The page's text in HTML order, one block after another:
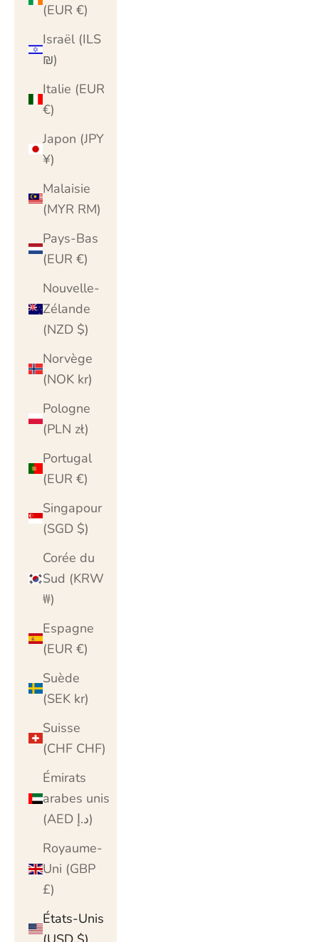
(EUR €)
Israël (ILS
₪)
Italie (EUR
€)
Japon (JPY
¥)
Malaisie
(MYR RM)
Pays-Bas
(EUR €)
Nouvelle-
Zélande
(NZD $)
Norvège
(NOK kr)
Pologne
(PLN zł)
Portugal
(EUR €)
Singapour
(SGD $)
Corée du
Sud (KRW
₩)
Espagne
(EUR €)
Suède
(SEK kr)
Suisse
(CHF CHF)
Émirats
arabes unis
(AED د.إ)
Royaume-
Uni (GBP
£)
États-Unis